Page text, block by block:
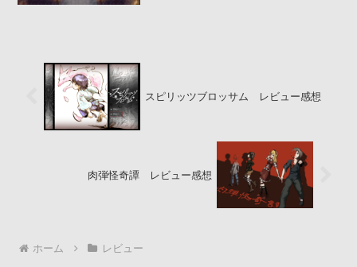
スピリッツブロッサム レビュー感想
肉弾怪奇譚 レビュー感想
ホーム レビュー